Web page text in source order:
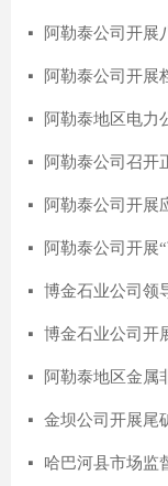
넷 阿勒泰公司开展
넷 阿勒泰公司开展
넷
넷
넷 阿勒泰公司开展
넷
넷
넷 博金石业公司开
넷
넷 金坝公司开展尾
넷